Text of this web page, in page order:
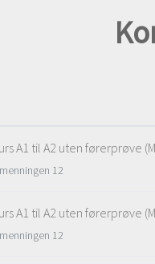
A1 til A2 uten førerprøve
12
A1 til A2 uten førerprøve
12